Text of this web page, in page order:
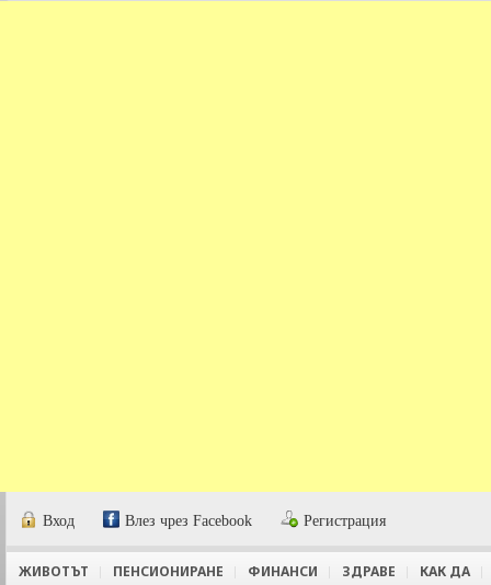
Вход Влез чрез Facebook Регистрация
ЖИВОТЪТ ПЕНСИОНИРАНЕ ФИНАНСИ ЗДРАВЕ КАК ДА